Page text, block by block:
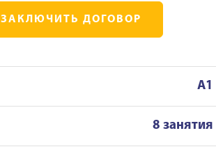
ЗАКЛЮЧИТЬ ДОГОВОР
A1
8 занятия